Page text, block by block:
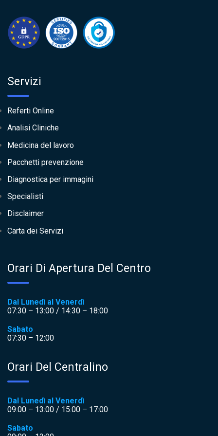
Servizi
Referti Online
Analisi Cliniche
Medicina del lavoro
Pacchetti prevenzione
Diagnostica per immagini
Specialisti
Disclaimer
Carta dei Servizi
Orari Di Apertura Del Centro
Dal Lunedì al Venerdì
07:30 – 13:00 / 14:30 – 18:00
Sabato
07:30 – 12:00
Orari Del Centralino
Dal Lunedì al Venerdì
09:00 – 13:00 / 15:00 – 17:00
Sabato